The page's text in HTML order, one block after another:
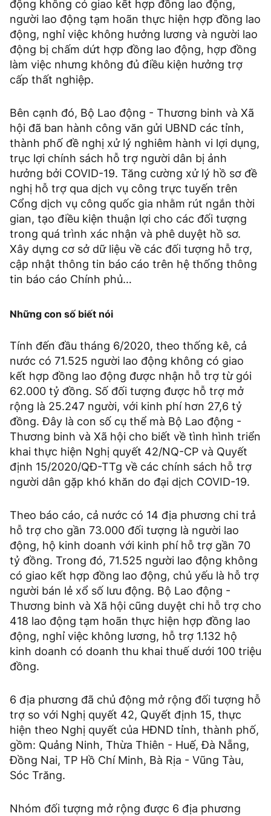
động không có giao kết hợp đồng lao động,
người lao động tạm hoãn thực hiện hợp đồng lao
động, nghỉ việc không hưởng lương và người lao
động bị chấm dứt hợp đồng lao động, hợp đồng
làm việc nhưng không đủ điều kiện hưởng trợ
cấp thất nghiệp.
Bên cạnh đó, Bộ Lao động - Thương binh và Xã
hội đã ban hành công văn gửi UBND các tỉnh,
thành phố đề nghị xử lý nghiêm hành vi lợi dụng,
trục lợi chính sách hỗ trợ người dân bị ảnh
hưởng bởi COVID-19. Tăng cường xử lý hồ sơ đề
nghị hỗ trợ qua dịch vụ công trực tuyến trên
Cổng dịch vụ công quốc gia nhằm rút ngắn thời
gian, tạo điều kiện thuận lợi cho các đối tượng
trong quá trình xác nhận và phê duyệt hồ sơ.
Xây dựng cơ sở dữ liệu về các đối tượng hỗ trợ,
cập nhật thông tin báo cáo trên hệ thống thông
tin báo cáo Chính phủ…
Những con số biết nói
Tính đến đầu tháng 6/2020, theo thống kê, cả
nước có 71.525 người lao động không có giao
kết hợp đồng lao động được nhận hỗ trợ từ gói
62.000 tỷ đồng. Số đối tượng được hỗ trợ mở
rộng là 25.247 người, với kinh phí hơn 27,6 tỷ
đồng. Đây là con số cụ thể mà Bộ Lao động -
Thương binh và Xã hội cho biết về tình hình triển
khai thực hiện Nghị quyết 42/NQ-CP và Quyết
định 15/2020/QĐ-TTg về các chính sách hỗ trợ
người dân gặp khó khăn do đại dịch COVID-19.
Theo báo cáo, cả nước có 14 địa phương chi trả
hỗ trợ cho gần 73.000 đối tượng là người lao
động, hộ kinh doanh với kinh phí hỗ trợ gần 70
tỷ đồng. Trong đó, 71.525 người lao động không
có giao kết hợp đồng lao động, chủ yếu là hỗ trợ
người bán lẻ xổ số lưu động. Bộ Lao động -
Thương binh và Xã hội cũng duyệt chi hỗ trợ cho
418 lao động tạm hoãn thực hiện hợp đồng lao
động, nghỉ việc không lương, hỗ trợ 1.132 hộ
kinh doanh có doanh thu khai thuế dưới 100 triệu
đồng.
6 địa phương đã chủ động mở rộng đối tượng hỗ
trợ so với Nghị quyết 42, Quyết định 15, thực
hiện theo Nghị quyết của HĐND tỉnh, thành phố,
gồm: Quảng Ninh, Thừa Thiên - Huế, Đà Nẵng,
Đồng Nai, TP Hồ Chí Minh, Bà Rịa - Vũng Tàu,
Sóc Trăng.
Nhóm đối tượng mở rộng được 6 địa phương